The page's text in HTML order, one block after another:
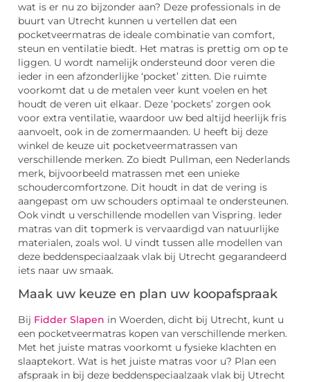
wat is er nu zo bijzonder aan? Deze professionals in de
buurt van Utrecht kunnen u vertellen dat een
pocketveermatras de ideale combinatie van comfort,
steun en ventilatie biedt. Het matras is prettig om op te
liggen. U wordt namelijk ondersteund door veren die
ieder in een afzonderlijke ‘pocket’ zitten. Die ruimte
voorkomt dat u de metalen veer kunt voelen en het
houdt de veren uit elkaar. Deze ‘pockets’ zorgen ook
voor extra ventilatie, waardoor uw bed altijd heerlijk fris
aanvoelt, ook in de zomermaanden. U heeft bij deze
winkel de keuze uit pocketveermatrassen van
verschillende merken. Zo biedt Pullman, een Nederlands
merk, bijvoorbeeld matrassen met een unieke
schoudercomfortzone. Dit houdt in dat de vering is
aangepast om uw schouders optimaal te ondersteunen.
Ook vindt u verschillende modellen van Vispring. Ieder
matras van dit topmerk is vervaardigd van natuurlijke
materialen, zoals wol. U vindt tussen alle modellen van
deze beddenspeciaalzaak vlak bij Utrecht gegarandeerd
iets naar uw smaak.
Maak uw keuze en plan uw koopafspraak
Bij Fidder Slapen in Woerden, dicht bij Utrecht, kunt u
een pocketveermatras kopen van verschillende merken.
Met het juiste matras voorkomt u fysieke klachten en
slaaptekort. Wat is het juiste matras voor u? Plan een
afspraak in bij deze beddenspeciaalzaak vlak bij Utrecht